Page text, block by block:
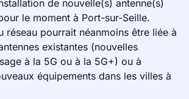
de nouvelle(s) antenne(s)
le moment à Port-sur-Seille.
réseau pourrait néanmoins être liée à
existantes (nouvelles
à la 5G ou à la 5G+) ou à
équipements dans les villes à